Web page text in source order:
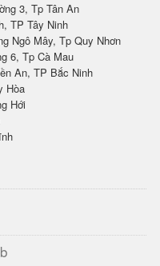
3, Tp Tân An
TP Tây Ninh
Ngô Mây, Tp Quy Nhơn
6, Tp Cà Mau
An, TP Bắc Ninh
Hòa
Hới